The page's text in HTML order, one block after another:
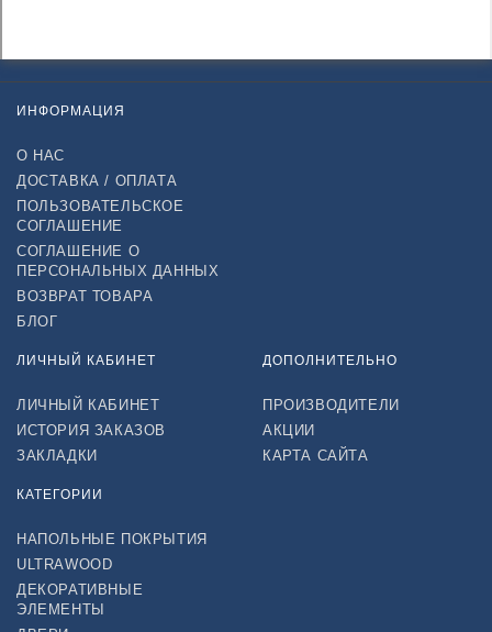
ИНФОРМАЦИЯ
О НАС
ДОСТАВКА / ОПЛАТА
ПОЛЬЗОВАТЕЛЬСКОЕ
СОГЛАШЕНИЕ
СОГЛАШЕНИЕ О
ПЕРСОНАЛЬНЫХ ДАННЫХ
ВОЗВРАТ ТОВАРА
БЛОГ
ЛИЧНЫЙ КАБИНЕТ
ЛИЧНЫЙ КАБИНЕТ
ИСТОРИЯ ЗАКАЗОВ
ЗАКЛАДКИ
ДОПОЛНИТЕЛЬНО
ПРОИЗВОДИТЕЛИ
АКЦИИ
КАРТА САЙТА
КАТЕГОРИИ
НАПОЛЬНЫЕ ПОКРЫТИЯ
ULTRAWOOD
ДЕКОРАТИВНЫЕ
ЭЛЕМЕНТЫ